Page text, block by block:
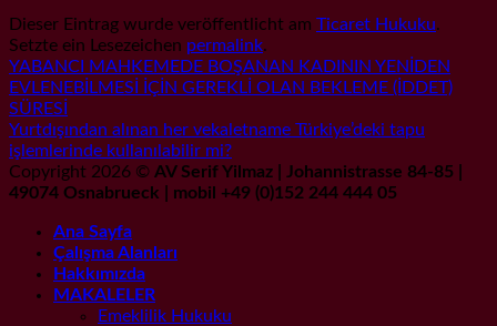
Dieser Eintrag wurde veröffentlicht am Ticaret Hukuku.
Setzte ein Lesezeichen permalink.
YABANCI MAHKEMEDE BOŞANAN KADININ YENİDEN
EVLENEBİLMESİ İÇİN GEREKLİ OLAN BEKLEME (İDDET)
SÜRESİ
Yurtdışından alınan her vekaletname Türkiye’deki tapu
işlemlerinde kullanılabilir mi?
Copyright 2026 © AV Serif Yilmaz | Johannistrasse 84-85 |
49074 Osnabrueck | mobil +49 (0)152 244 444 05
Ana Sayfa
Çalışma Alanları
Hakkımızda
MAKALELER
Emeklilik Hukuku